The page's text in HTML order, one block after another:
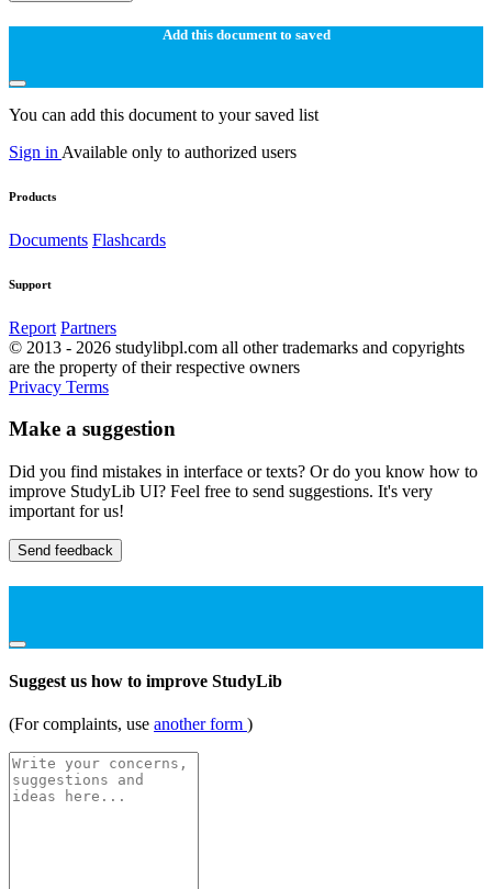
Add this document to saved
You can add this document to your saved list
Sign in Available only to authorized users
Products
Documents Flashcards
Support
Report Partners
© 2013 - 2026 studylibpl.com all other trademarks and copyrights
are the property of their respective owners
Privacy Terms
Make a suggestion
Did you find mistakes in interface or texts? Or do you know how to
improve StudyLib UI? Feel free to send suggestions. It's very
important for us!
Send feedback
Suggest us how to improve StudyLib
(For complaints, use another form )